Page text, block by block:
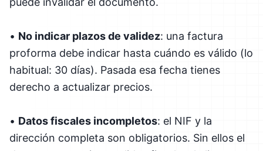
• No indicar plazos de validez: una factura
proforma debe indicar hasta cuándo es válido (lo
habitual: 30 días). Pasada esa fecha tienes
derecho a actualizar precios.
• Datos fiscales incompletos: el NIF y la
dirección completa son obligatorios. Sin ellos el